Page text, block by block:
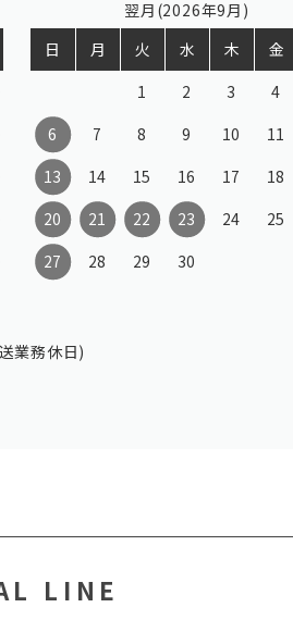
翌月(2026年9月)
日
月 火 水 木 金
1
2 3 4
6
7 8 9 10 11
13
14 15 16 17 18
20
21 22 23 24 25
27
28 29 30
業務休日)
LINE